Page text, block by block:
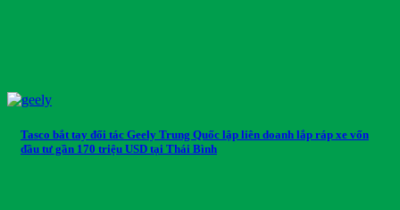
Tasco bắt tay đối tác Geely Trung Quốc lập liên doanh lắp ráp xe vốn
đầu tư gần 170 triệu USD tại Thái Bình